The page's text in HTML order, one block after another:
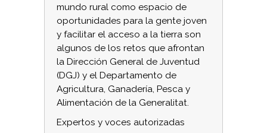
mundo rural como espacio de
oportunidades para la gente joven
y facilitar el acceso a la tierra son
algunos de los retos que afrontan
la Dirección General de Juventud
(DGJ) y el Departamento de
Agricultura, Ganadería, Pesca y
Alimentación de la Generalitat.
Expertos y voces autorizadas